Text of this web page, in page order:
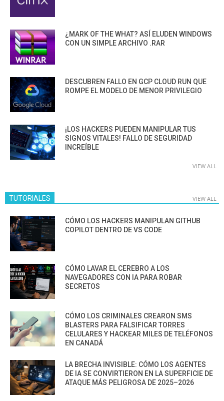
¿MARK OF THE WHAT? ASÍ ELUDEN WINDOWS
CON UN SIMPLE ARCHIVO .RAR
DESCUBREN FALLO EN GCP CLOUD RUN QUE
ROMPE EL MODELO DE MENOR PRIVILEGIO
¡LOS HACKERS PUEDEN MANIPULAR TUS
SIGNOS VITALES! FALLO DE SEGURIDAD
INCREÍBLE
VIEW ALL
TUTORIALES VIEW ALL
CÓMO LOS HACKERS MANIPULAN GITHUB
COPILOT DENTRO DE VS CODE
CÓMO LAVAR EL CEREBRO A LOS
NAVEGADORES CON IA PARA ROBAR
SECRETOS
CÓMO LOS CRIMINALES CREARON SMS
BLASTERS PARA FALSIFICAR TORRES
CELULARES Y HACKEAR MILES DE TELÉFONOS
EN CANADÁ
LA BRECHA INVISIBLE: CÓMO LOS AGENTES
DE IA SE CONVIRTIERON EN LA SUPERFICIE DE
ATAQUE MÁS PELIGROSA DE 2025–2026